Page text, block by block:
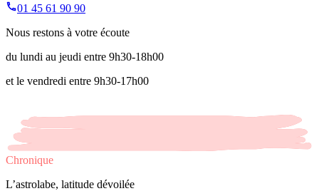
01 45 61 90 90
Nous restons à votre écoute
du lundi au jeudi entre 9h30-18h00
et le vendredi entre 9h30-17h00
Chronique
L’astrolabe, latitude dévoilée